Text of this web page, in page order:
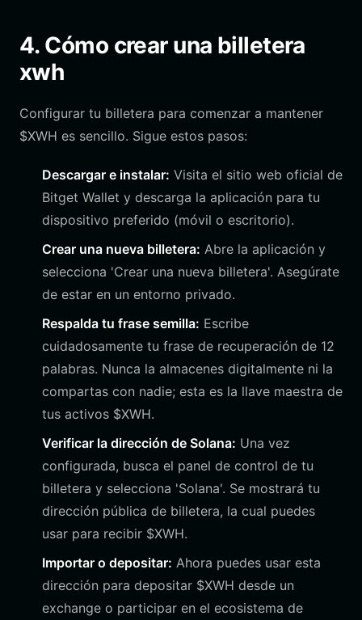
4. Cómo crear una billetera
xwh
Configurar tu billetera para comenzar a mantener
$XWH es sencillo. Sigue estos pasos:
Descargar e instalar: Visita el sitio web oficial de
Bitget Wallet y descarga la aplicación para tu
dispositivo preferido (móvil o escritorio).
Crear una nueva billetera: Abre la aplicación y
selecciona 'Crear una nueva billetera'. Asegúrate
de estar en un entorno privado.
Respalda tu frase semilla: Escribe
cuidadosamente tu frase de recuperación de 12
palabras. Nunca la almacenes digitalmente ni la
compartas con nadie; esta es la llave maestra de
tus activos $XWH.
Verificar la dirección de Solana: Una vez
configurada, busca el panel de control de tu
billetera y selecciona 'Solana'. Se mostrará tu
dirección pública de billetera, la cual puedes
usar para recibir $XWH.
Importar o depositar: Ahora puedes usar esta
dirección para depositar $XWH desde un
exchange o participar en el ecosistema de